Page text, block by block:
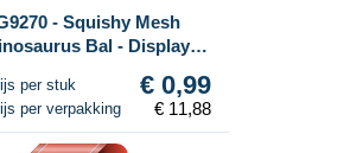
- Squishy Mesh
Bal - Display
per stuk € 0,99
per verpakking € 11,88